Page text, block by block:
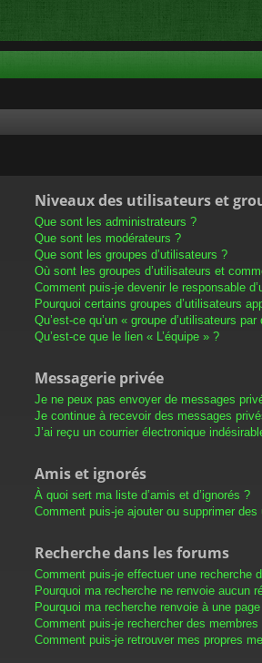
Niveaux des utilisateurs et
Que sont les administrateurs ?
Que sont les modérateurs ?
Que sont les groupes d’utilisateurs ?
Où sont les groupes d’utilisateurs et
Comment puis-je devenir le responsable
Pourquoi certains groupes d’utilisateurs
Qu’est-ce qu’un « groupe d’utilisateurs
Qu’est-ce que le lien « L’équipe » ?
Messagerie privée
Je ne peux pas envoyer de messages
Je continue à recevoir des messages
J’ai reçu un courrier électronique
Amis et ignorés
À quoi sert ma liste d’amis et d’ignorés ?
Comment puis-je ajouter ou supprimer
Recherche dans les forums
Comment puis-je effectuer une recherche
Pourquoi ma recherche ne renvoie aucun
Pourquoi ma recherche renvoie à une
Comment puis-je rechercher des membres
Comment puis-je retrouver mes propres